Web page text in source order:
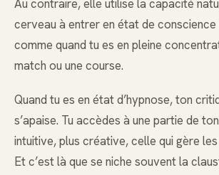
Au contraire, elle utilise la capacité
cerveau à entrer en état de conscience
comme quand tu es en pleine
match ou une course.
Quand tu es en état d’hypnose, ton
s’apaise. Tu accèdes à une partie de
intuitive, plus créative, celle qui gère
Et c’est là que se niche souvent la